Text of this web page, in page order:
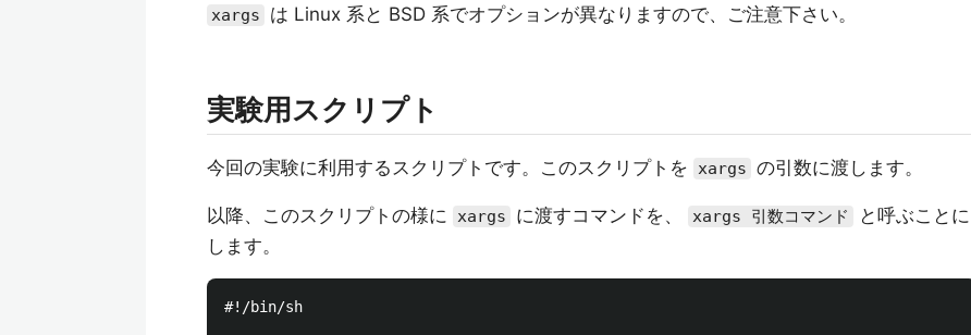
xargs は Linux 系と BSD 系でオプションが異なりますので、ご注意下さい。
実験用スクリプト
今回の実験に利用するスクリプトです。このスクリプトを xargs の引数に渡します。
以降、このスクリプトの様に xargs に渡すコマンドを、 xargs 引数コマンド
と呼ぶことに
します。
#!/bin/sh